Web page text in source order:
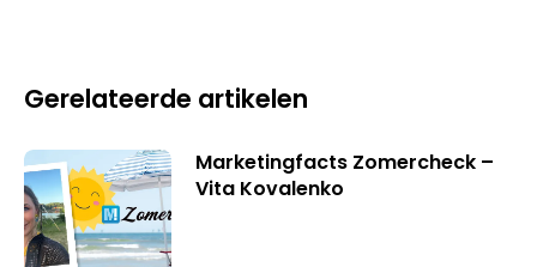
Gerelateerde artikelen
Marketingfacts Zomercheck –
Vita Kovalenko